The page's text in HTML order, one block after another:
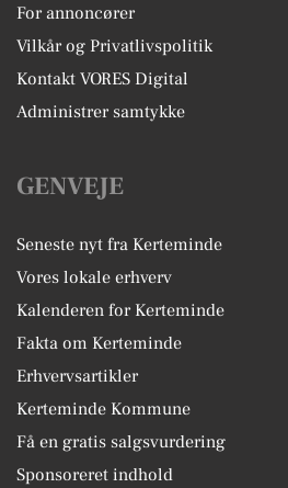
For annoncører
Vilkår og Privatlivspolitik
Kontakt VORES Digital
Administrer samtykke
GENVEJE
Seneste nyt fra Kerteminde
Vores lokale erhverv
Kalenderen for Kerteminde
Fakta om Kerteminde
Erhvervsartikler
Kerteminde Kommune
Få en gratis salgsvurdering
Sponsoreret indhold